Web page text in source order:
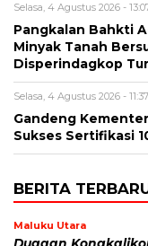
Selasa, 4 Agustus 2026 -
Pangkalan Bahkti
Minyak Tanah
Disperindagkop
Selasa, 4 Agustus 2026 - 11:37
Gandeng
Sukses Sertifikasi
BERITA
Maluku Utara